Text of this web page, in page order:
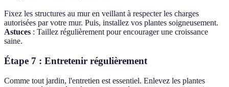
Fixez les structures au mur en veillant à respecter les charges
autorisées par votre mur. Puis, installez vos plantes soigneusement.
Astuces : Taillez régulièrement pour encourager une croissance
saine.
Étape 7 : Entretenir régulièrement
Comme tout jardin, l'entretien est essentiel. Enlevez les plantes